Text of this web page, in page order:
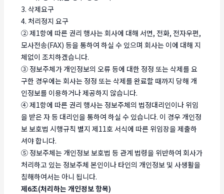
3. 삭제요구
4. 처리정지 요구
② 제1항에 따른 권리 행사는 회사에 대해 서면, 전화, 전자우편,
모사전송(FAX) 등을 통하여 하실 수 있으며 회사는 이에 대해 지
체없이 조치하겠습니다.
③ 정보주체가 개인정보의 오류 등에 대한 정정 또는 삭제를 요
구한 경우에는 회사는 정정 또는 삭제를 완료할 때까지 당해 개
인정보를 이용하거나 제공하지 않습니다.
④ 제1항에 따른 권리 행사는 정보주체의 법정대리인이나 위임
을 받은 자 등 대리인을 통하여 하실 수 있습니다. 이 경우 개인정
보 보호법 시행규칙 별지 제11호 서식에 따른 위임장을 제출하
셔야 합니다.
⑤ 정보주체는 개인정보 보호법 등 관계 법령을 위반하여 회사가
처리하고 있는 정보주체 본인이나 타인의 개인정보 및 사생활을
침해하여서는 아니 됩니다.
제6조(처리하는 개인정보 항목)